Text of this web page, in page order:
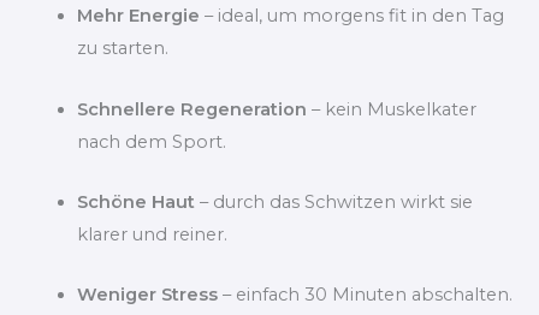
Mehr Energie – ideal, um morgens fit in den Tag
zu starten.
Schnellere Regeneration – kein Muskelkater
nach dem Sport.
Schöne Haut– durch das Schwitzen wirkt sie
klarer und reiner.
Weniger Stress– einfach 30 Minuten abschalten.